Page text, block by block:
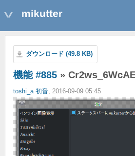
mikutter
ダウンロード (49.8 KB)
機能 #885 »
toshi_a 初音, 2016-09-09 05:45